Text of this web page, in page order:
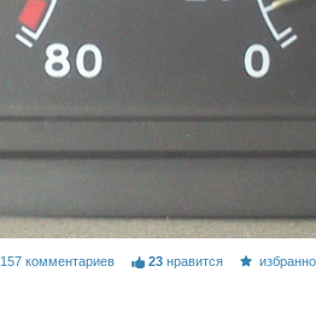
157 комментариев 23 нравится